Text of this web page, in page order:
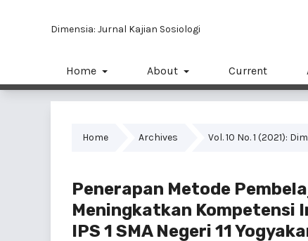
Dimensia: Jurnal Kajian Sosiologi
Home About Current
Home Archives Vol. 10 No. 1 (2021):
Penerapan Metode
Meningkatkan Kompetensi
IPS 1 SMA Negeri 11